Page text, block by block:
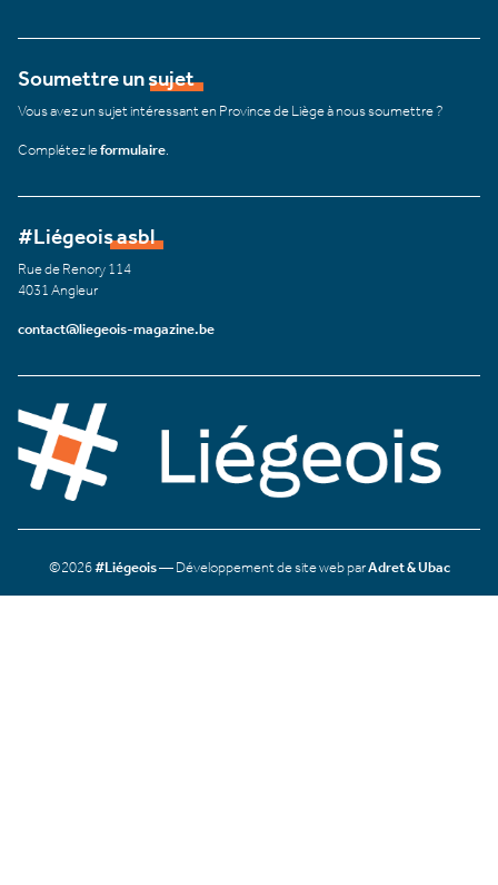
Soumettre un sujet
Vous avez un sujet intéressant en Province de Liège à nous soumettre ?
Complétez leformulaire
#Liégeois asbl
Rue de Renory 114
4031 Angleur
contact@liegeois-magazine.be
©2026#Liégeois— Développement de site web parAdret & Ubac